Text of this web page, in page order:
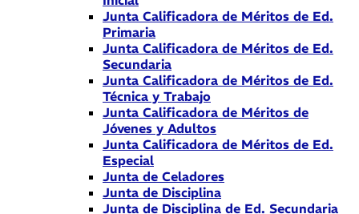
Junta Calificadora de Méritos de Ed.
Primaria
Junta Calificadora de Méritos de Ed.
Secundaria
Junta Calificadora de Méritos de Ed.
Técnica y Trabajo
Junta Calificadora de Méritos de
Jóvenes y Adultos
Junta Calificadora de Méritos de Ed.
Especial
Junta de Celadores
Junta de Disciplina
Junta de Disciplina de Ed. Secundaria